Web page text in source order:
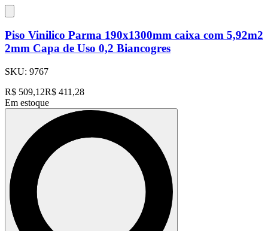
Piso Vinilico Parma 190x1300mm caixa com 5,92m2
2mm Capa de Uso 0,2 Biancogres
SKU: 9767
R$ 509,12R$ 411,28
Em estoque